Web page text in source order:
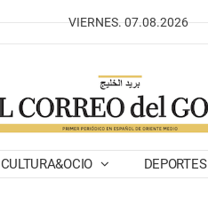
VIERNES. 07.08.2026
CULTURA&OCIO DEPORTES